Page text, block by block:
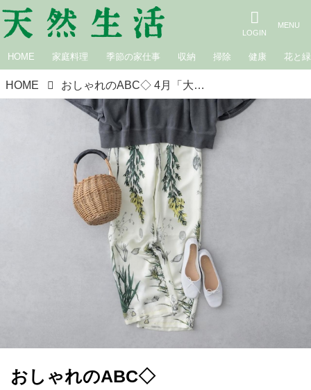
HOME 家庭料理 季節の家仕事 収納 掃除 健康 花と緑
HOME おしゃれのABC◇ 4月「大人のワンツーコーディネート」その（5）総柄のボトムス 現役スタイリストが、おしゃれの悩みを解決｜植村美智子
おしゃれのABC◇